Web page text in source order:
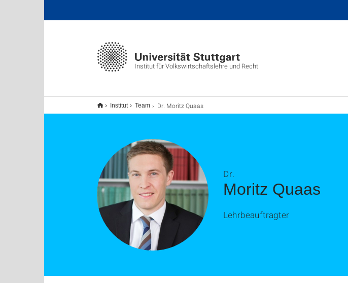
Institut für Volkswirtschaftslehre und Recht
Institut Team Dr. Moritz Quaas
Moritz Quaas
Dr.
Lehrbeauftragter